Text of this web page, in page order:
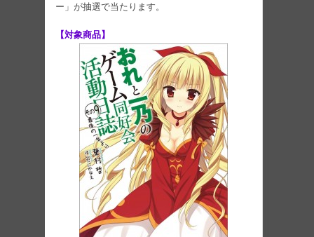
ー」が抽選で当たります。
【対象商品】